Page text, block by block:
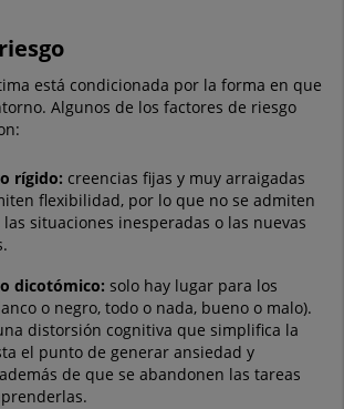
está condicionada por la forma en que
Algunos de los factores de riesgo
rígido: creencias fijas y muy arraigadas
flexibilidad, por lo que no se admiten
las situaciones inesperadas o las nuevas
dicotómico: solo hay lugar para los
o negro, todo o nada, bueno o malo).
distorsión cognitiva que simplifica la
el punto de generar ansiedad y
de que se abandonen las tareas